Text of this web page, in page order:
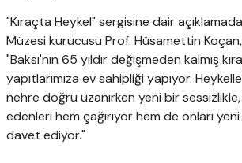
"Kıraçta Heykel" sergisine dair
Müzesi kurucusu Prof. Hüsamettin
"Baksı'nın 65 yıldır değişmeden kalmış
yapıtlarımıza ev sahipliği yapıyor.
nehre doğru uzanırken yeni bir sessizlikle,
edenleri hem çağırıyor hem de onları yeni
davet ediyor."